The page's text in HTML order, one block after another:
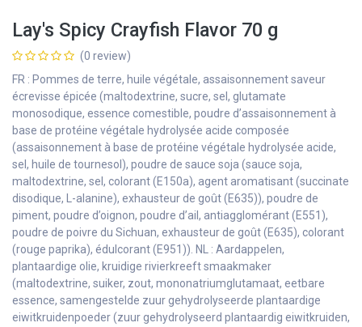
Lay's Spicy Crayfish Flavor 70 g
(0 review)
FR : Pommes de terre, huile végétale, assaisonnement saveur
écrevisse épicée (maltodextrine, sucre, sel, glutamate
monosodique, essence comestible, poudre d’assaisonnement à
base de protéine végétale hydrolysée acide composée
(assaisonnement à base de protéine végétale hydrolysée acide,
sel, huile de tournesol), poudre de sauce soja (sauce soja,
maltodextrine, sel, colorant (E150a), agent aromatisant (succinate
disodique, L-alanine), exhausteur de goût (E635)), poudre de
piment, poudre d’oignon, poudre d’ail, antiagglomérant (E551),
poudre de poivre du Sichuan, exhausteur de goût (E635), colorant
(rouge paprika), édulcorant (E951)). NL : Aardappelen,
plantaardige olie, kruidige rivierkreeft smaakmaker
(maltodextrine, suiker, zout, mononatriumglutamaat, eetbare
essence, samengestelde zuur gehydrolyseerde plantaardige
eiwitkruidenpoeder (zuur gehydrolyseerd plantaardig eiwitkruiden,